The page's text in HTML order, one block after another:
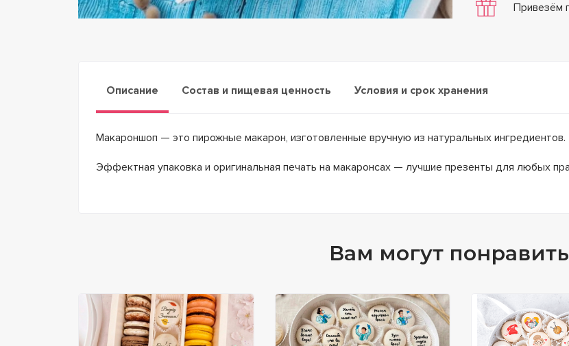
Привезём
Описание Состав и пищевая ценность Условия и срок хранения
Макароншоп — это пирожные макарон, изготовленные вручную из натуральных ингредиентов.
Эффектная упаковка и оригинальная печать на макаронсах — лучшие презенты для любых
Вам могут